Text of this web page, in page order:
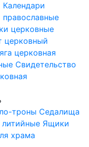
Календари
православные
церковные
церковный
церковная
Свидетельство
троны Седалища
Ящики
храма